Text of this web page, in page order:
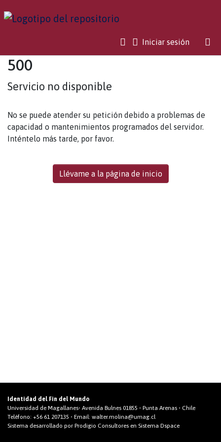
Iniciar sesión(current)
500
Servicio no disponible
No se puede atender su petición debido a problemas de
capacidad o mantenimientos programados del servidor.
Inténtelo más tarde, por favor.
Llévame a la página de inicio
Identidad del Fin del Mundo
Universidad de Magallanes• Avenida Bulnes 01855 • Punta Arenas • Chile
Teléfono: +56 61 207135 • Email: walter.molina@umag.cl
Sistema desarrollado por Prodigio Consultores en Sistema Dspace